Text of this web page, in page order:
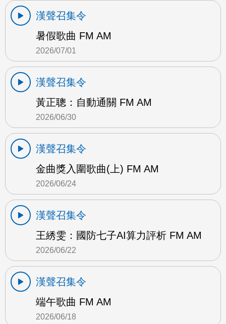
漢聲召集令
暑假歌曲 FM AM
2026/07/01
漢聲召集令
黃正聰：自動通關 FM AM
2026/06/30
漢聲召集令
金曲獎入圍歌曲(上) FM AM
2026/06/24
漢聲召集令
王綉雯：國防七子AI算力評析 FM AM
2026/06/22
漢聲召集令
端午歌曲 FM AM
2026/06/18